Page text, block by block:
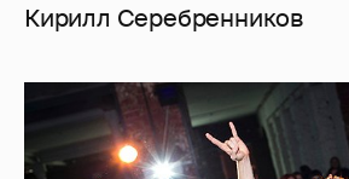
Кирилл Серебренников